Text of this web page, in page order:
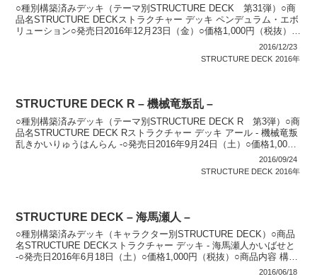
○種別構築済みデッキ（テーマ別STRUCTURE DECK 第31弾）○商
品名STRUCTURE DECKストラクチャー デッキ ペンデュラム・エボ
リューション○発売日2016年12月23日（金）○価格1,000円（税抜）○
2016/12/23
STRUCTURE DECK 2016年
STRUCTURE DECK R – 機械竜叛乱 –
○種別構築済みデッキ（テーマ別STRUCTURE DECK R 第3弾）○商
品名STRUCTURE DECK Rストラクチャー デッキ アール - 機械竜叛
乱きかいりゅうはんらん -○発売日2016年9月24日（土）○価格1,000
2016/09/24
STRUCTURE DECK 2016年
STRUCTURE DECK – 海馬瀬人 –
○種別構築済みデッキ（キャラクター別STRUCTURE DECK）○商品
名STRUCTURE DECKストラクチャー デッキ - 海馬瀬人かいばせと
-○発売日2016年6月18日（土）○価格1,000円（税抜）○商品内容 構築
2016/06/18